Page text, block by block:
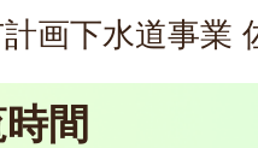
画下水道事業
間